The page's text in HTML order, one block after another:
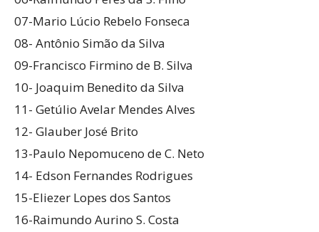
07-Mario Lúcio Rebelo Fonseca
08- Antônio Simão da Silva
09-Francisco Firmino de B. Silva
10- Joaquim Benedito da Silva
11- Getúlio Avelar Mendes Alves
12- Glauber José Brito
13-Paulo Nepomuceno de C. Neto
14- Edson Fernandes Rodrigues
15-Eliezer Lopes dos Santos
16-Raimundo Aurino S. Costa